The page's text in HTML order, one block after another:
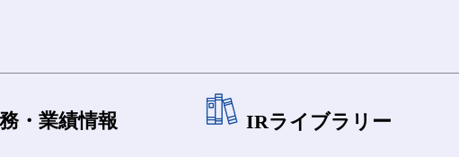
・業績情報 IRライブラリー